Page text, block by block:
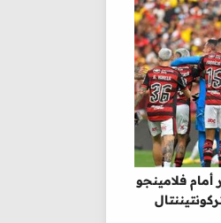
أمام فلامينجو